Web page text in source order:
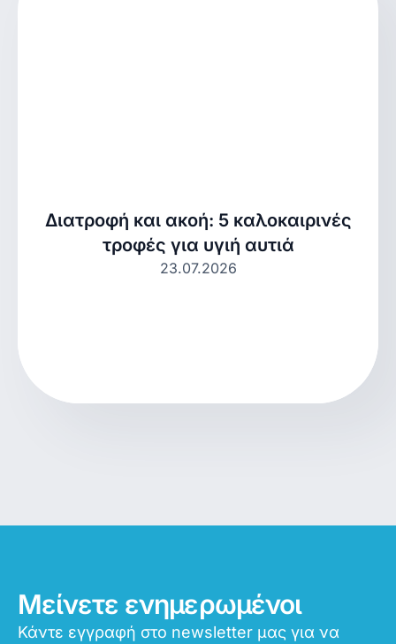
Διατροφή και ακοή: 5 καλοκαιρινές
τροφές για υγιή αυτιά
23.07.2026
Μείνετε ενημερωμένοι
Κάντε εγγραφή στο newsletter μας για να